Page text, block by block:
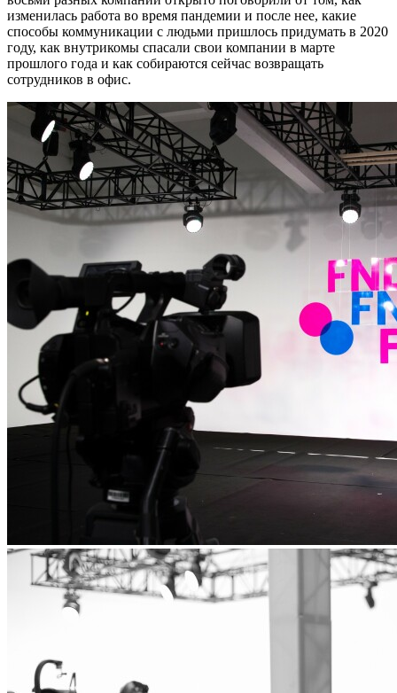
изменилась работа во время пандемии и после нее, какие
способы коммуникации с людьми пришлось придумать в 2020
году, как внутрикомы спасали свои компании в марте
прошлого года и как собираются сейчас возвращать
сотрудников в офис.